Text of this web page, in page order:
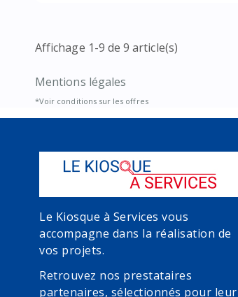
Affichage 1-9 de 9 article(s)
Mentions légales
*Voir conditions sur les offres
Le Kiosque à Services vous
accompagne dans la réalisation de
vos projets.
Retrouvez nos prestataires
partenaires, sélectionnés pour leur